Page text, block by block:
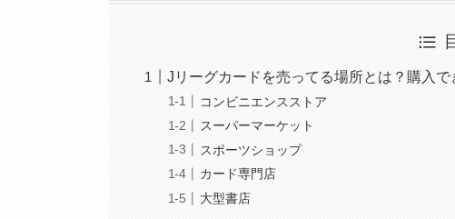
Jリーグカードを売ってる場所とは？購入
コンビニエンスストア
スーパーマーケット
スポーツショップ
カード専門店
大型書店